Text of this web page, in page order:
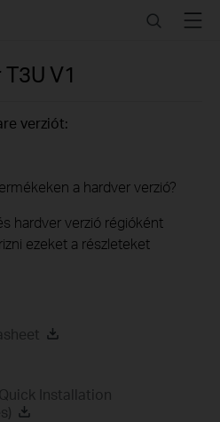
SearchMenu
V1
verziót:
a hardver verzió?
hardver verzió régióként
ezeket a részleteket
Installation